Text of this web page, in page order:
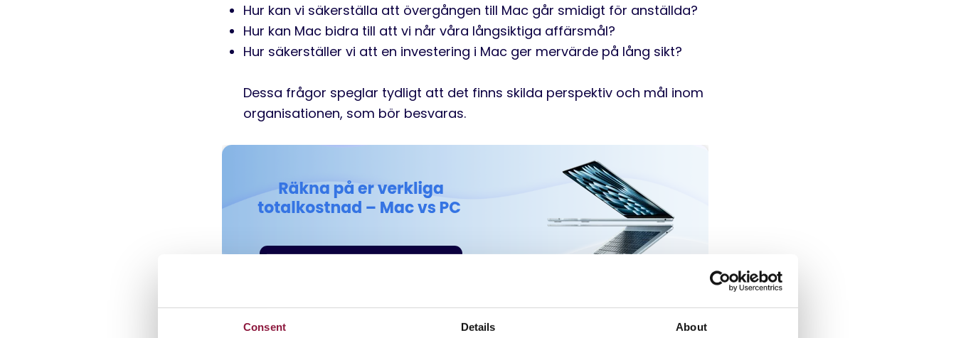
Consent Details About
Hur kan vi säkerställa att övergången till Mac går smidigt för anställda?
Hur kan Mac bidra till att vi når våra långsiktiga affärsmål?
Hur säkerställer vi att en investering i Mac ger mervärde på lång sikt?
Dessa frågor speglar tydligt att det finns skilda perspektiv och mål inom
organisationen, som bör besvaras.
Skilda interna perspektiv